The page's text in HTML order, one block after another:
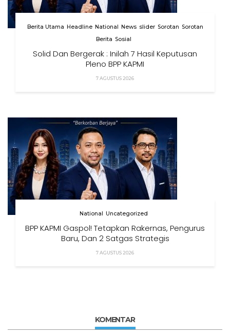
Berita Utama Headline National News slider Sorotan Sorotan
Berita Sosial
Solid Dan Bergerak : Inilah 7 Hasil Keputusan
Pleno BPP KAPMI
7 AGUSTUS 2026
National Uncategorized
BPP KAPMI Gaspol! Tetapkan Rakernas, Pengurus
Baru, Dan 2 Satgas Strategis
7 AGUSTUS 2026
KOMENTAR